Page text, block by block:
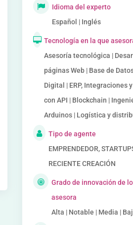
Idioma del experto
Español | Inglés
Tecnología en la que
Asesoría tecnológica |
páginas Web | Base de
Digital | ERP, Integraciones
con API | Blockchain |
Arduinos | Logística y
Tipo de agente
EMPRENDEDOR,
RECIENTE CREACIÓN
Grado de innovación de
asesora
Alta | Notable | Media |